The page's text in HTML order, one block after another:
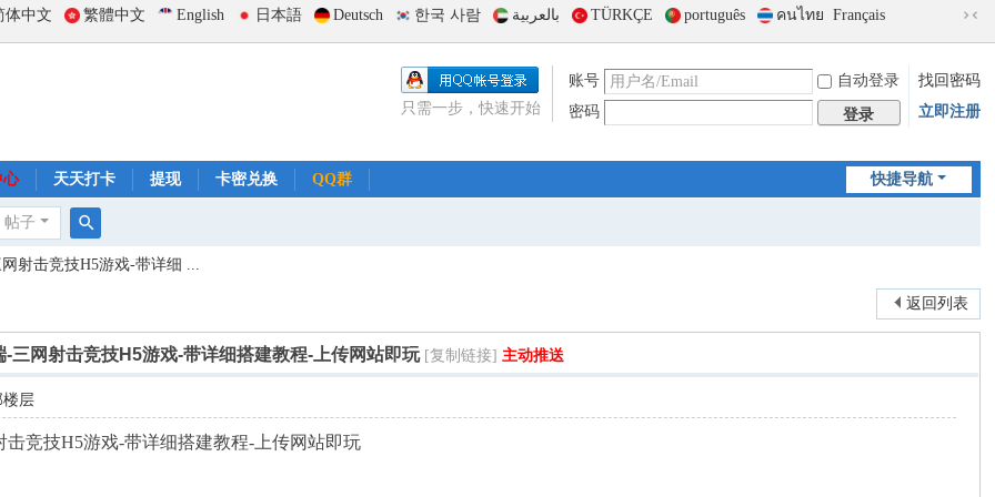
体中文 繁體中文 English 日本語 Deutsch 한국 사람 بالعربية TÜRKÇE português คนไทย Français
到
版
账号 自动登录
找回密码
密码
登录 立即注册
只需一步，快速开始
快捷导航
心 天天打卡 提现 卡密兑换 QQ群
帖子
搜
射击竞技H5游戏-带详细 ...
返回列表
三网射击竞技H5游戏-带详细搭建教程-上传网站即玩 [复制链接] 主动推送
楼层
竞技H5游戏-带详细搭建教程-上传网站即玩